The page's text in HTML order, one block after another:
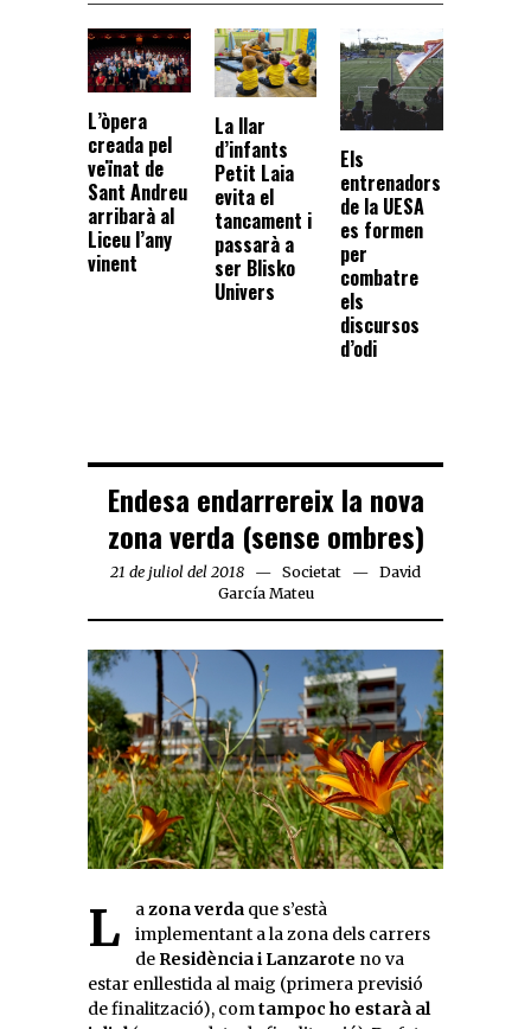
L’òpera
creada pel
veïnat de
Sant Andreu
arribarà al
Liceu l’any
vinent
La llar
d’infants
Petit Laia
evita el
tancament i
passarà a
ser Blisko
Univers
Els
entrenadors
de la UESA
es formen
per
combatre
els
discursos
d’odi
Endesa endarrereix la nova
zona verda (sense ombres)
21 de juliol del 2018 Societat
David
García Mateu
Lazona verda que s’està
implementant a la zona dels carrers
de Residència i Lanzarote no va
estar enllestida al maig (primera previsió
de finalització), comtampoc ho estarà al